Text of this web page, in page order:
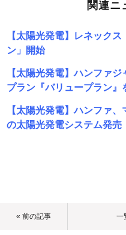
関連ニ
【太陽光発電】レネック
ン」開始
【太陽光発電】ハンファ
プラン『バリュープラン』
【太陽光発電】ハンファ
の太陽光発電システム発売
« 前の記事 一